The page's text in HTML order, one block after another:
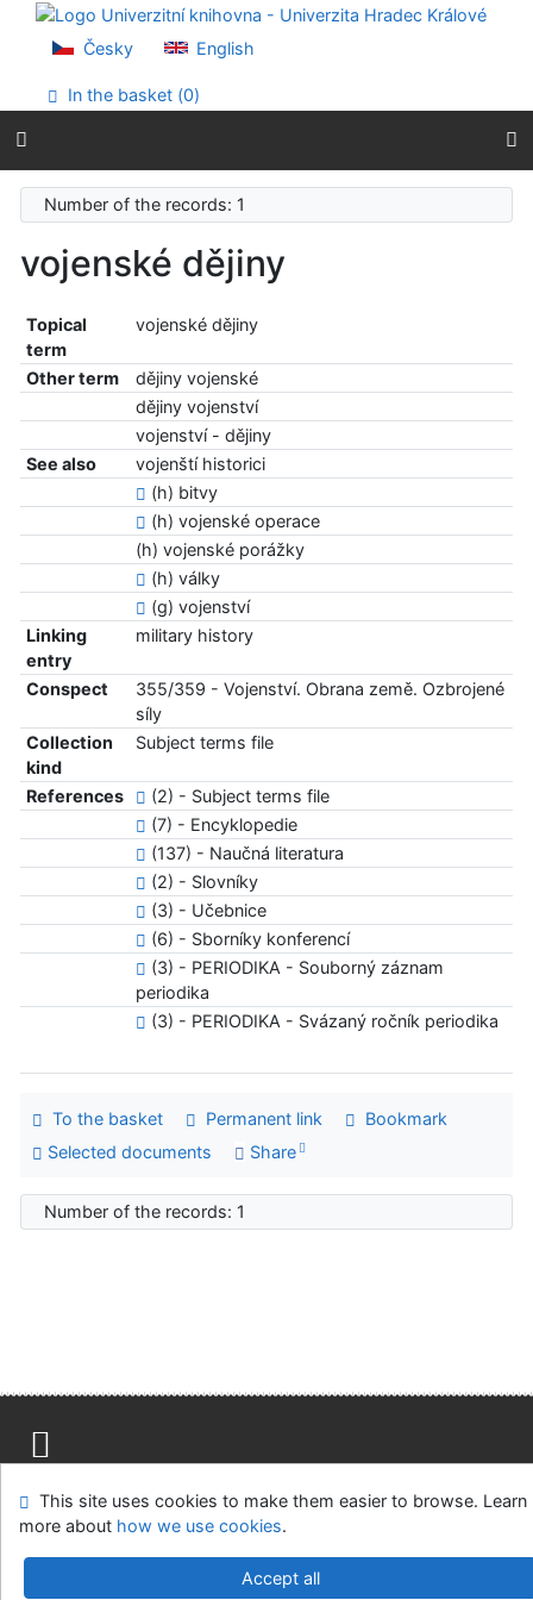
Go to content
Go to menu
Accessibility declaration
Česky English
In the basket (0)
Number of the records: 1
vojenské dějiny
Topical
term
vojenské dějiny
Other term
dějiny vojenské
dějiny vojenství
vojenství - dějiny
See also
vojenští historici
(h) bitvy
(h) vojenské operace
(h) vojenské porážky
(h) války
(g) vojenství
Linking
entry
military history
Conspect
355/359 - Vojenství. Obrana země. Ozbrojené
síly
Collection
kind
Subject terms file
References
(2) - Subject terms file
(7) - Encyklopedie
(137) - Naučná literatura
(2) - Slovníky
(3) - Učebnice
(6) - Sborníky konferencí
(3) - PERIODIKA - Souborný záznam
periodika
(3) - PERIODIKA - Svázaný ročník periodika
To the basket Permanent link
Bookmark
Selected documents
Share
Number of the records: 1
Feedback form
Cookie settings
Univerzitní knihovna - Univerzita Hradec Králové
This site uses cookies to make them easier to browse. Learn
more about how we use cookies.
Accept all